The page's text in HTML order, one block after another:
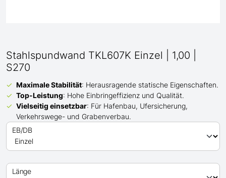
Stahlspundwand TKL607K Einzel | 1,00 |
S270
Maximale Stabilität: Herausragende statische Eigenschaften.
Top-Leistung: Hohe Einbringeffizienz und Qualität.
Vielseitig einsetzbar: Für Hafenbau, Ufersicherung,
Verkehrswege- und Grabenverbau.
EB/DB
Länge